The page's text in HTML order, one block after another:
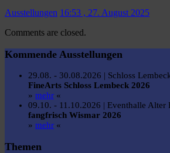
Ausstellungen 16:53 , 27. August 2025
Comments are closed.
Kommende Ausstellungen
29.08. - 30.08.2026 | Schloss
FineArts Schloss Lembeck 2026
» mehr «
09.10. - 11.10.2026 | Eventhalle Alter
fangfrisch Wismar 2026
» mehr «
Themen